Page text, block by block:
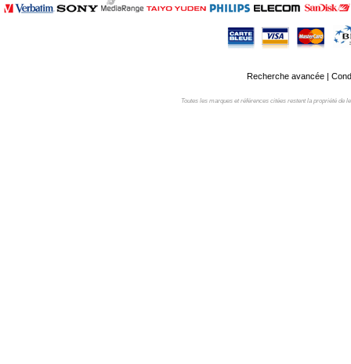
Recherche avancée|
Toutes les marques et références citées restent la propriété de